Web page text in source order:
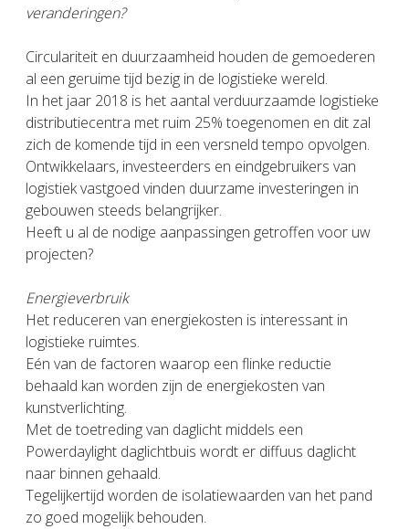
veranderingen?
Circulariteit en duurzaamheid houden de gemoederen
al een geruime tijd bezig in de logistieke wereld.
In het jaar 2018 is het aantal verduurzaamde logistieke
distributiecentra met ruim 25% toegenomen en dit zal
zich de komende tijd in een versneld tempo opvolgen.
Ontwikkelaars, investeerders en eindgebruikers van
logistiek vastgoed vinden duurzame investeringen in
gebouwen steeds belangrijker.
Heeft u al de nodige aanpassingen getroffen voor uw
projecten?
Energieverbruik
Het reduceren van energiekosten is interessant in
logistieke ruimtes.
Eén van de factoren waarop een flinke reductie
behaald kan worden zijn de energiekosten van
kunstverlichting.
Met de toetreding van daglicht middels een
Powerdaylight daglichtbuis wordt er diffuus daglicht
naar binnen gehaald.
Tegelijkertijd worden de isolatiewaarden van het pand
zo goed mogelijk behouden.